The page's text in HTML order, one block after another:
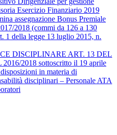
Esercizio Finanziario 2019
assegnazione Bonus Premiale
2018 (commi da 126 a 130
1 della legge 13 luglio 2015, n.
DISCIPLINARE ART. 13 DEL
2016/2018 sottoscritto il 19 aprile
in materia di
disciplinari – Personale ATA